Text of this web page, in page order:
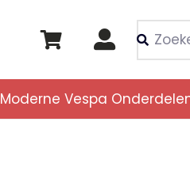
Als
Moderne Vespa